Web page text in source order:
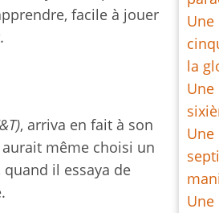
facile à jouer
, arriva en fait à son
même choisi un
il essaya de
la